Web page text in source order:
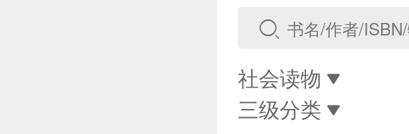
社会读物
三级分类